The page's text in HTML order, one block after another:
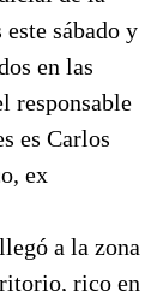
sábado y
en las
responsable
es Carlos
ex
a la zona
rico en